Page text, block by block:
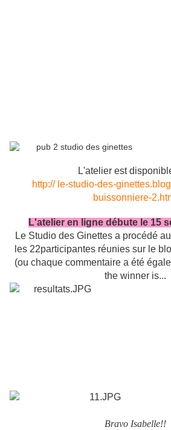
L'atelier est
http:// le-studio-des-ginettes.blog
buissonniere-
L'atelier en ligne débute le 15
Le Studio des Ginettes a procédé
les 22participantes réunies sur le
(ou chaque commentaire a été
the winner is...
Bravo Isabelle!!